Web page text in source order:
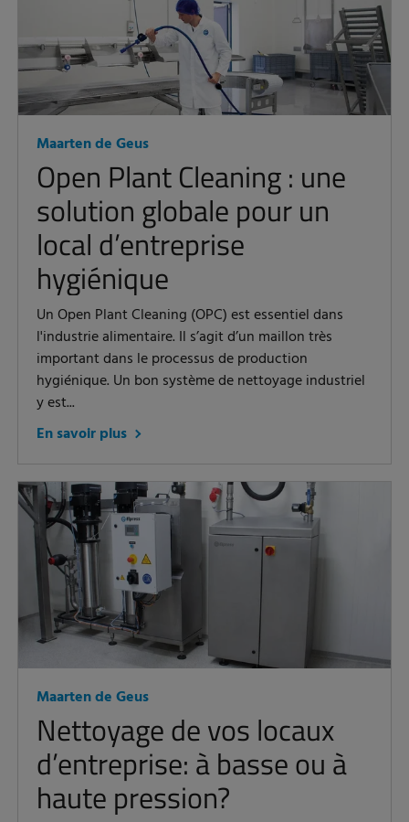
Maarten de Geus
Open Plant Cleaning : une
solution globale pour un
local d’entreprise
hygiénique
Un Open Plant Cleaning (OPC) est essentiel dans
l'industrie alimentaire. Il s’agit d’un maillon très
important dans le processus de production
hygiénique. Un bon système de nettoyage industriel
y est...
En savoir plus
Maarten de Geus
Nettoyage de vos locaux
d’entreprise: à basse ou à
haute pression?